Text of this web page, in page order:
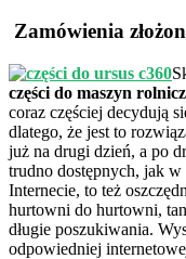
Zamówienia
części do maszyn
coraz częściej decydują
dlatego, że jest to
już na drugi dzień, a po
trudno dostępnych, jak w
Internecie, to też
hurtowni do hurtowni,
długie poszukiwania.
odpowiedniej